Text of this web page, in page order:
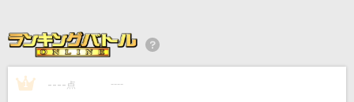
syudou
奏(かなで)
1 ---- 点 ----